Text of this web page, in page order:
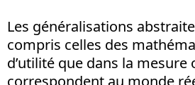
Les généralisations
compris celles des
d’utilité que dans la mesure
correspondent au monde